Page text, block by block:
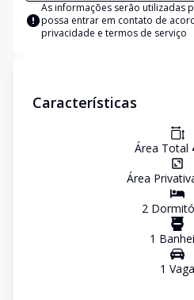
As informações serão utilizadas
possa entrar em contato de
privacidade e termos de serviço
Características
Área Total
Área
2
1
1 Vaga